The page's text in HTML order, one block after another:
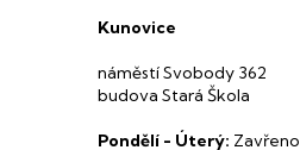
Kunovice
náměstí Svobody 362
budova Stará Škola
Pondělí - Úterý: Zavřeno